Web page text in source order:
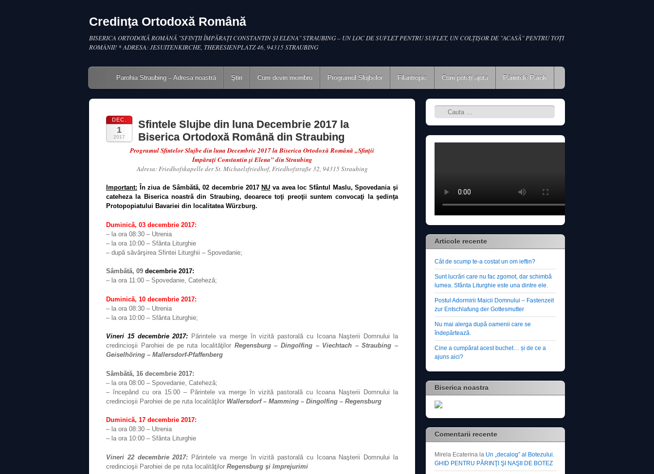
Credinţa Ortodoxă Română
BISERICA ORTODOXĂ ROMÂNĂ "SFINŢII ÎMPĂRAŢI CONSTANTIN ŞI ELENA" STRAUBING – UN LOC DE SUFLET PENTRU SUFLET, UN COLŢIŞOR DE "ACASĂ" PENTRU TOŢI
ROMÂNII! * ADRESA: JESUITENKIRCHE, THERESIENPLATZ 46, 94315 STRAUBING
Main menu
Skip to content
Parohia Straubing – Adresa noastră Ştiri Cum devin membru Programul Slujbelor Filantropie Cum puteţi ajuta Părintele Paroh
DEC.
1
2017
Sfintele Slujbe din luna Decembrie 2017 la
Biserica Ortodoxă Română din Straubing
Programul Sfintelor Slujbe din luna Decembrie 2017 la Biserica Ortodoxă Română „Sfinţii
Împăraţi Constantin şi Elena” din Straubing
Adresa: Friedhofskapelle der St. Michaelsfriedhof, Friedhofstraße 32, 94315 Straubing
Important: În ziua de Sâmbătă, 02 decembrie 2017 NU va avea loc Sfântul Maslu, Spovedania şi
cateheza la Biserica noastră din Straubing, deoarece toţi preoţii suntem convocaţi la şedinţa
Protopopiatului Bavariei din localitatea Würzburg.
Duminică, 03 decembrie 2017:
– la ora 08:30 – Utrenia
– la ora 10:00 – Sfânta Liturghie
– după săvârşirea Sfintei Liturghii – Spovedanie;
Sâmbătă, 09 decembrie 2017:
– la ora 11:00 – Spovedanie, Cateheză;
Duminică, 10 decembrie 2017:
– la ora 08:30 – Utrenia
– la ora 10:00 – Sfânta Liturghie;
Vineri 15 decembrie 2017: Părintele va merge în vizită pastorală cu Icoana Naşterii Domnului la
credincioşii Parohiei de pe ruta localităţilor Regensburg – Dingolfing – Viechtach – Straubing –
Geiselhöring – Mallersdorf-Pfaffenberg
Sâmbătă, 16 decembrie 2017:
– la ora 08:00 – Spovedanie, Cateheză;
– începând cu ora 15:00 – Părintele va merge în vizită pastorală cu Icoana Naşterii Domnului la
credincioşii Parohiei de pe ruta localităţilor Wallersdorf – Mamming – Dingolfing – Regensburg
Duminică, 17 decembrie 2017:
– la ora 08:30 – Utrenia
– la ora 10:00 – Sfânta Liturghie
Vineri 22 decembrie 2017: Părintele va merge în vizită pastorală cu Icoana Naşterii Domnului la
credincioşii Parohiei de pe ruta localităţilor Regensburg şi împrejurimi
Search
Articole recente
Cât de scump te-a costat un om ieftin?
Sunt lucrări care nu fac zgomot, dar schimbă
lumea. Sfânta Liturghie este una dintre ele.
Postul Adormirii Maicii Domnului – Fastenzeit
zur Entschlafung der Gottesmutter
Nu mai alerga după oamenii care se
îndepărtează.
Cine a cumpărat acest buchet… și de ce a
ajuns aici?
Biserica noastra
Comentarii recente
Mirela Ecaterina la Un „decalog” al Botezului.
GHID PENTRU PĂRINŢI ŞI NAŞII DE BOTEZ